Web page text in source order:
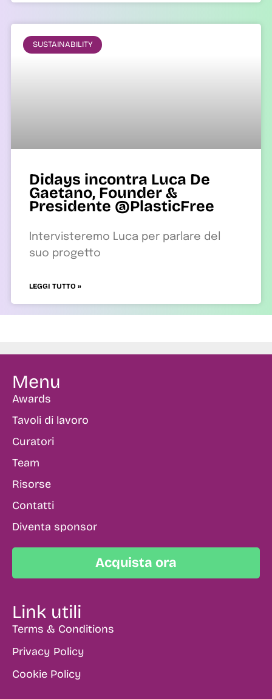
SUSTAINABILITY
Didays incontra Luca De
Gaetano, Founder &
Presidente @PlasticFree
Intervisteremo Luca per parlare del
suo progetto
LEGGI TUTTO »
Menu
Awards
Tavoli di lavoro
Curatori
Team
Risorse
Contatti
Diventa sponsor
Acquista ora
Link utili
Terms & Conditions
Privacy Policy
Cookie Policy